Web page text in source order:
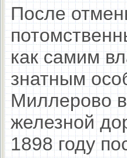
После
как самим
знатным
Миллерово
железной
1898 году